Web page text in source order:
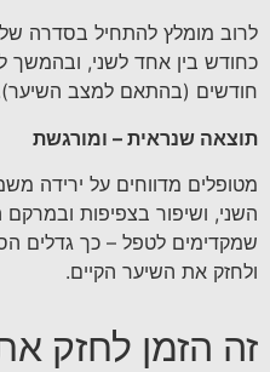
חודשים (בהתאם למצב
תוצאה שנראית – ומורגשת
מטופלים מדווחים על ירידה
השני, ושיפור בצפיפות
שמקדימים לטפל – כך גדלים
ולחזק את השיער הקיים.
זה הזמן לחזק